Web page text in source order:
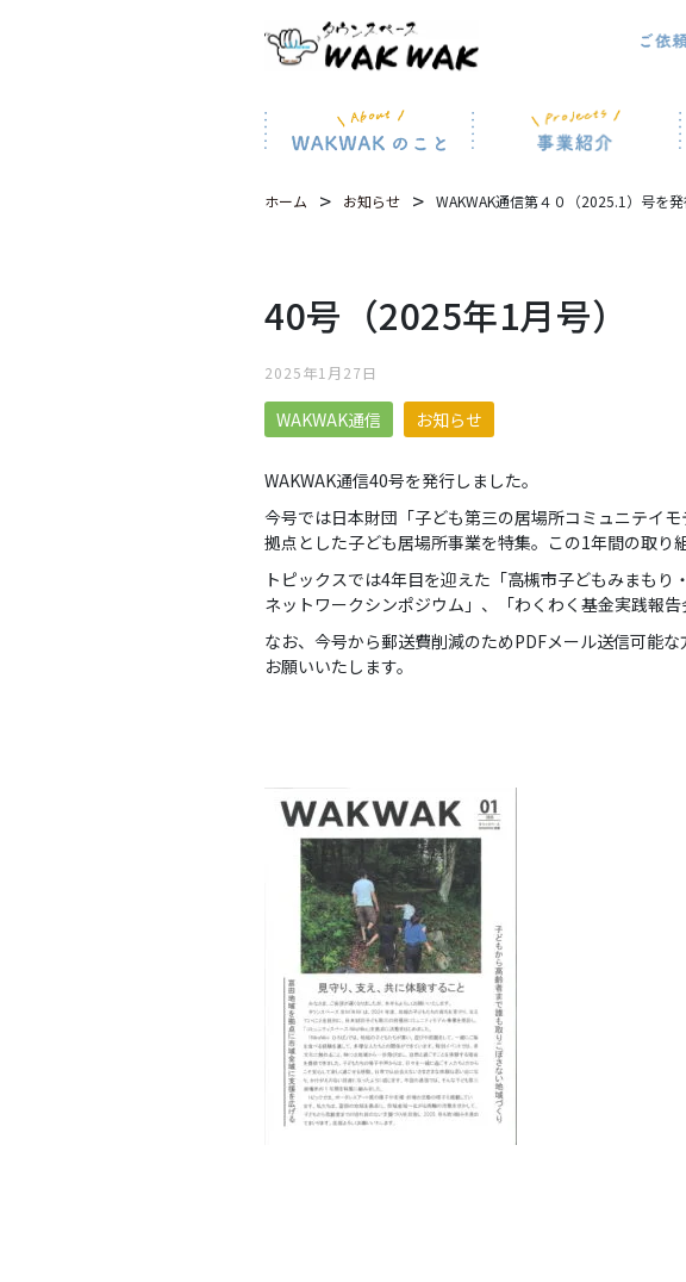
ホーム > お知らせ > WAKWAK通信第４０（2025.1）号を
40号（2025年1月号）
2025年1月27日
WAKWAK通信 お知らせ
WAKWAK通信40号を発行しました。
今号では日本財団「子ども第三の居場所コミュニテイ
拠点とした子ども居場所事業を特集。この1年間の取り
トピックスでは4年目を迎えた「高槻市子どもみまも
ネットワークシンポジウム」、「わくわく基金実践報告
なお、今号から郵送費削減のためPDFメール送信可能
お願いいたします。